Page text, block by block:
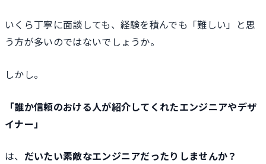
いくら丁寧に面談しても、経験を積んでも「難しい」と思
う方が多いのではないでしょうか。
しかし。
「誰か信頼のおける人が紹介してくれたエンジニアやデザ
イナー」
は、 だいたい素敵なエンジニアだったりしませんか？